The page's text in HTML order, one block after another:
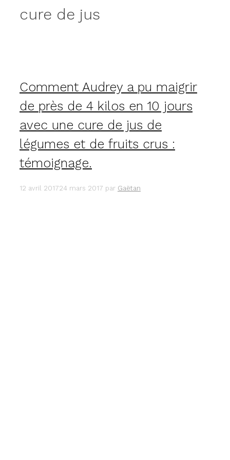
cure de jus
Comment Audrey a pu maigrir
de près de 4 kilos en 10 jours
avec une cure de jus de
légumes et de fruits crus :
témoignage.
12 avril 201724 mars 2017 par Gaëtan